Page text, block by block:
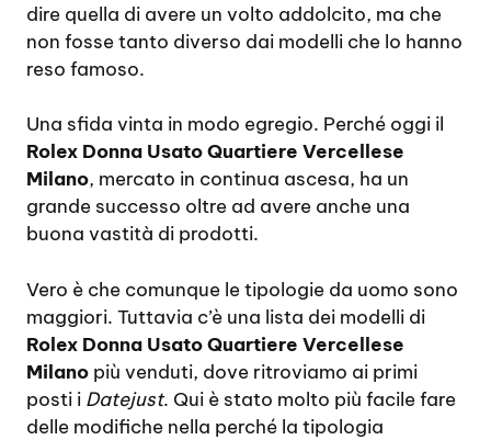
dire quella di avere un volto addolcito, ma che
non fosse tanto diverso dai modelli che lo hanno
reso famoso.
Una sfida vinta in modo egregio. Perché oggi il
Rolex Donna Usato Quartiere Vercellese
Milano, mercato in continua ascesa, ha un
grande successo oltre ad avere anche una
buona vastità di prodotti.
Vero è che comunque le tipologie da uomo sono
maggiori. Tuttavia c’è una lista dei modelli di
Rolex Donna Usato Quartiere Vercellese
Milano più venduti, dove ritroviamo ai primi
posti i Datejust. Qui è stato molto più facile fare
delle modifiche nella perché la tipologia